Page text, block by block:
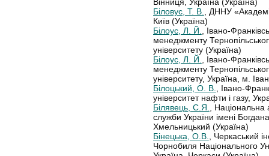
Вінниця, Україна (Україна)
Біловус, Т. В., ДННУ
Київ (Україна)
Білоус, Л. Й., Івано-
менеджменту
університету (Україна)
Білоус, Л. Й., Івано-
менеджменту
університету, Україна, м.
Білоцький, О. В., Івано-
університет нафти і газу,
Білявець, С.Я., Національна
служби України імені
Хмельницький (Україна)
Бінецька, О.В., Черкаський
Чорнобиля Національного